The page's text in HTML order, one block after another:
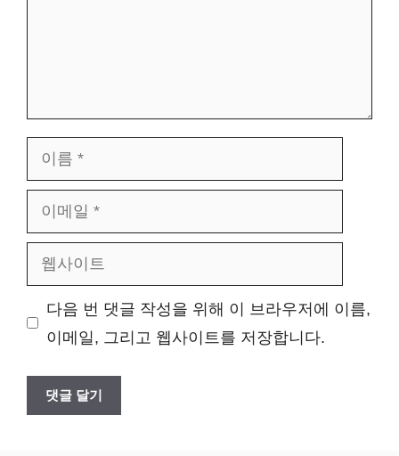
름
메
사
다음 번 댓글 작성을 위해 이 브라우저에 이름,
이메일, 그리고 웹사이트를 저장합니다.